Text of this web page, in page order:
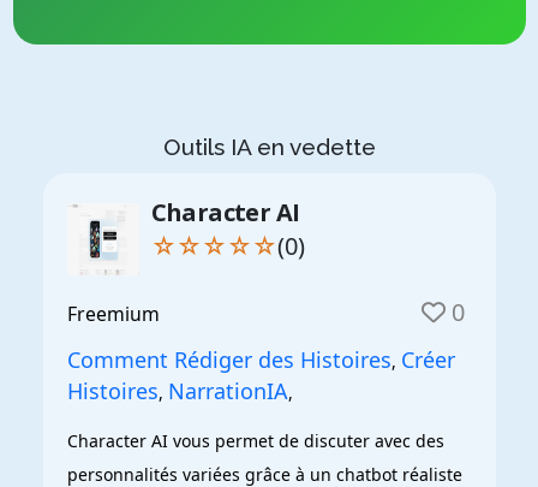
Outils IA en vedette
Character AI
☆☆☆☆☆(0)
Freemium 0
Comment Rédiger des Histoires, Créer
Histoires, NarrationIA,
Character AI vous permet de discuter avec des
personnalités variées grâce à un chatbot réaliste